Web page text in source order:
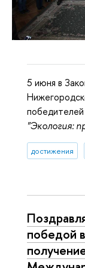
5 июня в
победителей
"Экология:
достижения
победой